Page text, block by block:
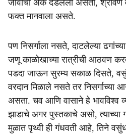
जीवाचा अर्क दडलेला असतो, श्रावण
फक्त मानवाला असते.
पण निसर्गाला नसते, दाटलेल्या
जणू काळोखाच्या रात्रीची आठवण
पडदा जाऊन सुरम्य सकाळ दिसते,
वरदान मिळाले नसते तर निसर्गाच्या
असता. चव आणि वासाने हे भावविश्व
झाडाचे अगर पुस्तकाचे असो,
मुळात पृथ्वी ही गंधवती आहे, तिने